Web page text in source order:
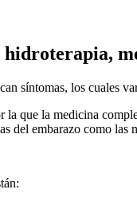
síntomas, los cuales
que la medicina
embarazo como las